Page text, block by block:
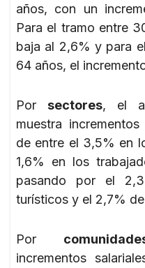
años, con un
Para el tramo entre
baja al 2,6% y para
64 años, el
Por sectores, el
muestra
de entre el 3,5% en
1,6% en los
pasando por el
turísticos y el 2,7%
Por
incrementos